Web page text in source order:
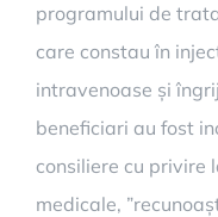
programului de
care constau în
intravenoase și
beneficiari au fost
consiliere cu
medicale,